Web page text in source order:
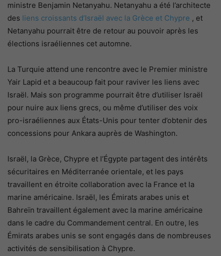
ministre Benjamin Netanyahu. Netanyahu a été l’architecte
des liens croissants d’Israël avec la Grèce et Chypre , et
Netanyahu pourrait être de retour au pouvoir après les
élections israéliennes cet automne.
La Turquie attend une rencontre avec le Premier ministre
Yair Lapid et a beaucoup fait pour raviver les liens avec
Israël. Mais son programme pourrait être d’utiliser Israël
pour nuire aux liens grecs, ou même d’utiliser des voix
pro-israéliennes aux États-Unis pour tenter d’obtenir des
concessions pour Ankara auprès de Washington.
Israël, la Grèce, Chypre et l’Égypte partagent des intérêts
sécuritaires en Méditerranée orientale, et les pays
travaillent en étroite collaboration avec la France et la
marine américaine. Israël, les Émirats arabes unis et
Bahreïn travaillent également avec la marine américaine
dans le cadre du Commandement central. En outre, les
Émirats arabes unis se sont engagés dans de nombreuses
activités de sensibilisation à Chypre.